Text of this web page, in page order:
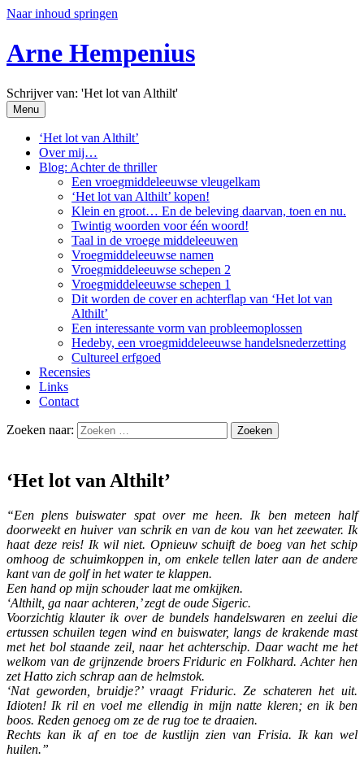
Naar inhoud springen
Arne Hempenius
Schrijver van: 'Het lot van Althilt'
Menu
‘Het lot van Althilt’
Over mij…
Blog: Achter de thriller
Een vroegmiddeleeuwse vleugelkam
‘Het lot van Althilt’ kopen!
Klein en groot… En de beleving daarvan, toen en nu.
Twintig woorden voor één woord!
Taal in de vroege middeleeuwen
Vroegmiddeleeuwse namen
Vroegmiddeleeuwse schepen 2
Vroegmiddeleeuwse schepen 1
Dit worden de cover en achterflap van ‘Het lot van
Althilt’
Een interessante vorm van probleemoplossen
Hedeby, een vroegmiddeleeuwse handelsnederzetting
Cultureel erfgoed
Recensies
Links
Contact
Zoeken naar:
‘Het lot van Althilt’
“Een plens buiswater spat over me heen. Ik ben meteen half
doorweekt en huiver van schrik en van de kou van het zeewater. Ik
haat deze reis! Ik wil niet. Opnieuw schuift de boeg van het schip
omhoog de schuimkoppen in, om enkele tellen later aan de andere
kant van de golf in het water te klappen.
Een hand op mijn schouder laat me omkijken.
‘Althilt, ga naar achteren,’ zegt de oude Sigeric.
Voorzichtig klauter ik over de bundels handelswaren en zeelui die
ertussen schuilen tegen wind en buiswater, langs de krakende mast
met het bol staande zeil, naar het achterschip. Daar wacht me het
welkom van de grijnzende broers Friduric en Folkhard. Achter hen
zet Hatto zich schrap aan de helmstok.
‘Nat geworden, bruidje?’ vraagt Friduric. Ze schateren het uit.
Idioten! Ik ril en voel me ellendig in mijn natte kleren; en ik ben
boos. Reden genoeg om ze de rug toe te draaien.
Rechts kan ik af en toe de kustlijn zien van Frisia. Ik kan wel
huilen.”